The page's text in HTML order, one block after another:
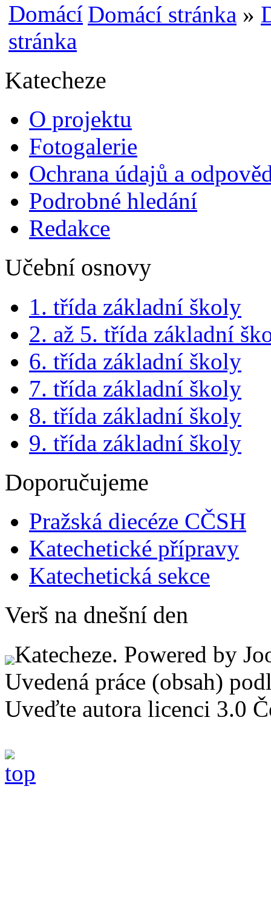
Domácí stránka »
Katecheze
O projektu
Fotogalerie
Ochrana údajů a
Podrobné hledání
Redakce
Učební osnovy
1. třída základní školy
2. až 5. třída základní
6. třída základní školy
7. třída základní školy
8. třída základní školy
9. třída základní školy
Doporučujeme
Pražská diecéze CČSH
Katechetické přípravy
Katechetická sekce
Verš na dnešní den
Katecheze. Powered by
Uvedená práce (obsah)
Uveďte autora licenci 3.0